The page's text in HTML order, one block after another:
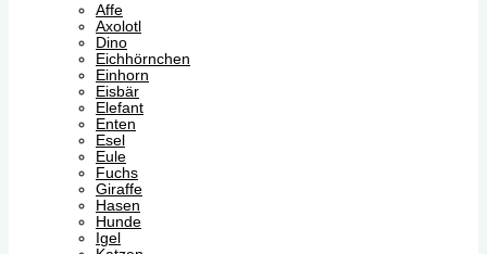
Affe
Axolotl
Dino
Eichhörnchen
Einhorn
Eisbär
Elefant
Enten
Esel
Eule
Fuchs
Giraffe
Hasen
Hunde
Igel